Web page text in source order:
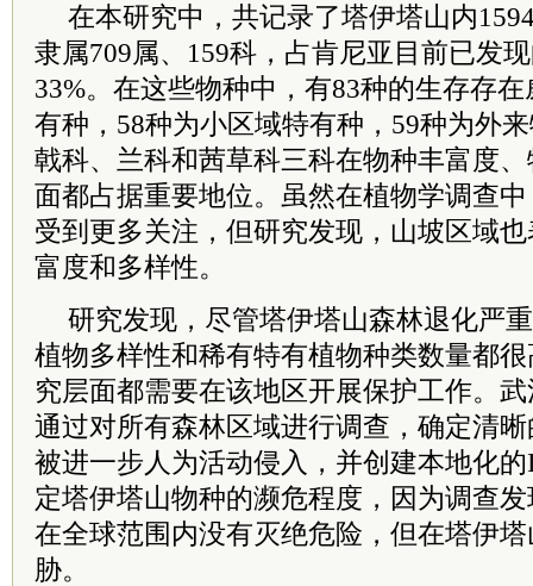
在本研究中，共记录了塔伊塔山内
隶属709属、159科，占肯尼亚目前已发
33%。在这些物种中，有83种的生存存
有种，58种为小区域特有种，59种为外
戟科、兰科和茜草科三科在物种丰富度
面都占据重要地位。虽然在植物学调查
受到更多关注，但研究发现，山坡区域
富度和多样性。
研究发现，尽管塔伊塔山森林退化严
植物多样性和稀有特有植物种类数量都
究层面都需要在该地区开展保护工作。
通过对所有森林区域进行调查，确定清
被进一步人为活动侵入，并创建本地化
定塔伊塔山物种的濒危程度，因为调查
在全球范围内没有灭绝危险，但在塔伊
胁。